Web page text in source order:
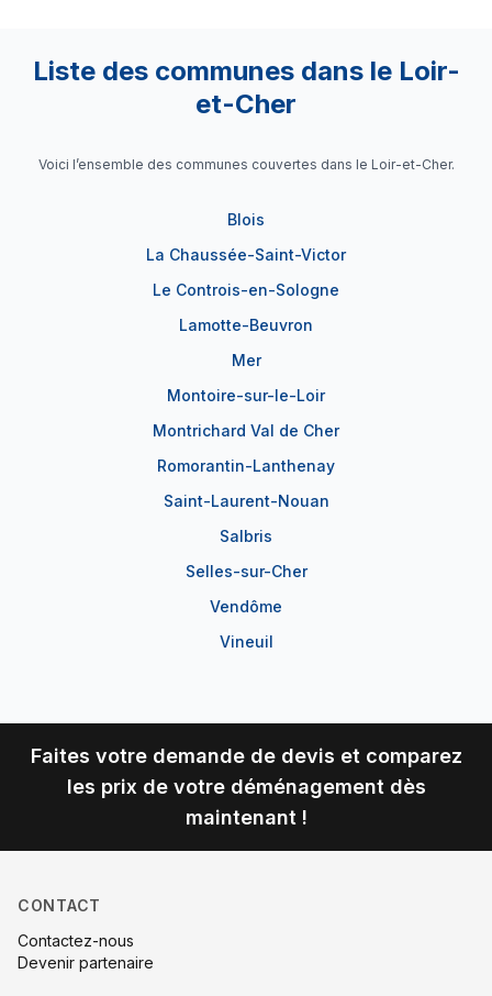
Liste des communes dans le Loir-
et-Cher
Voici l’ensemble des communes couvertes dans le Loir-et-Cher.
Blois
La Chaussée-Saint-Victor
Le Controis-en-Sologne
Lamotte-Beuvron
Mer
Montoire-sur-le-Loir
Montrichard Val de Cher
Romorantin-Lanthenay
Saint-Laurent-Nouan
Salbris
Selles-sur-Cher
Vendôme
Vineuil
Faites votre demande de devis et comparez
les prix de votre déménagement dès
maintenant !
CONTACT
Contactez-nous
Devenir partenaire